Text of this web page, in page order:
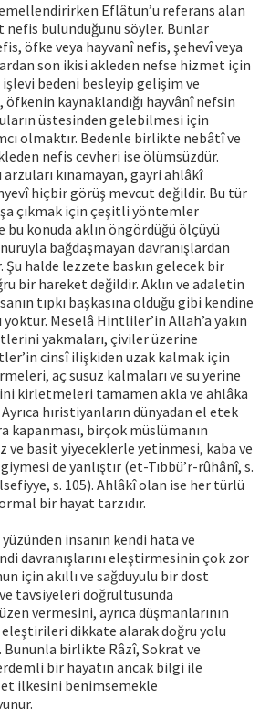
Eflâtun’u referans alan
nefis bulunduğunu söyler. Bunlar
öfke veya hayvanî nefis, şehevî veya
son ikisi akleden nefse hizmet için
bedeni besleyip gelişim ve
kaynaklandığı hayvânî nefsin
üstesinden gelebilmesi için
olmaktır. Bedenle birlikte nebâtî ve
nefis cevheri ise ölümsüzdür.
kınamayan, gayri ahlâkî
hiçbir görüş mevcut değildir. Bu tür
çıkmak için çeşitli yöntemler
bu konuda aklın öngördüğü ölçüyü
bağdaşmayan davranışlardan
Şu halde lezzete baskın gelecek bir
bir hareket değildir. Aklın ve adaletin
tıpkı başkasına olduğu gibi kendine
yoktur. Meselâ Hintliler’in Allah’a yakın
yakmaları, çiviler üzerine
cinsî ilişkiden uzak kalmak için
aç susuz kalmaları ve su yerine
kirletmeleri tamamen akla ve ahlâka
Ayrıca hıristiyanların dünyadan el etek
kapanması, birçok müslümanın
ve basit yiyeceklerle yetinmesi, kaba ve
de yanlıştır (et-Tıbbü’r-rûhânî, s.
s. 105). Ahlâkî olan ise her türlü
bir hayat tarzıdır.
insanın kendi hata ve
davranışlarını eleştirmesinin çok zor
için akıllı ve sağduyulu bir dost
tavsiyeleri doğrultusunda
vermesini, ayrıca düşmanlarının
dikkate alarak doğru yolu
Bununla birlikte Râzî, Sokrat ve
bir hayatın ancak bilgi ile
ilkesini benimsemekle